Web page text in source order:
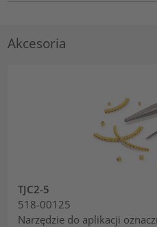
Akcesoria
TJC2-5
518-00125
Narzędzie do aplikacji